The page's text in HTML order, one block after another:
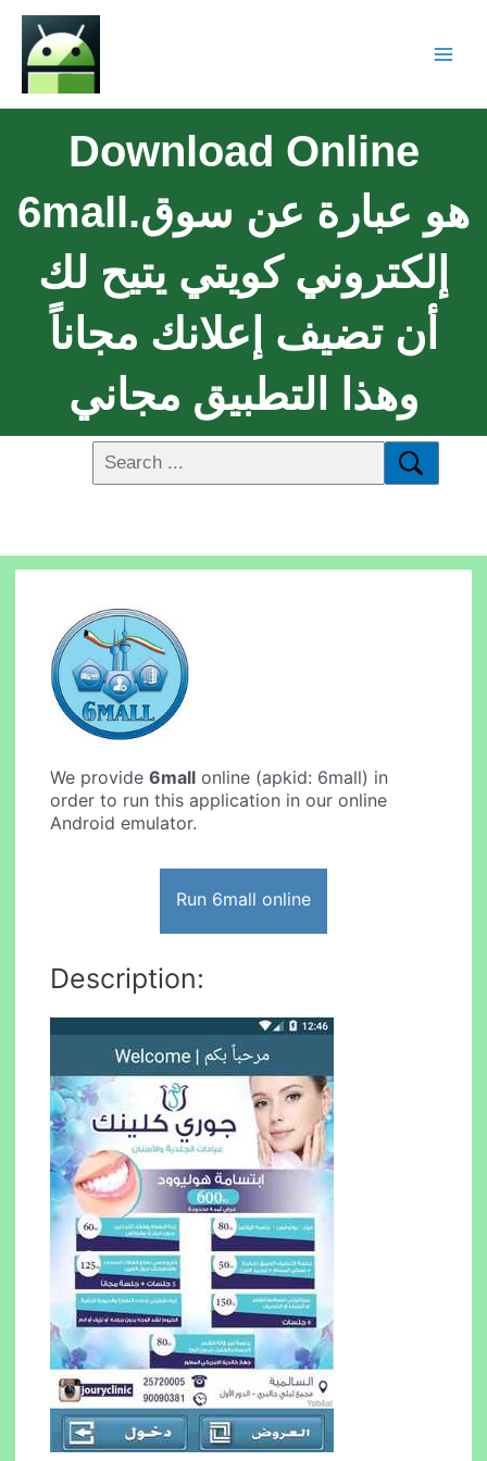
Download Online
6mall.هو عبارة عن سوق
إلكتروني كويتي يتيح لك
أن تضيف إعلانك مجاناً
وهذا التطبيق مجاني
We provide6mall online (apkid: 6mall) in
order to run this application in our online
Android emulator.
Run 6mall online
Description: